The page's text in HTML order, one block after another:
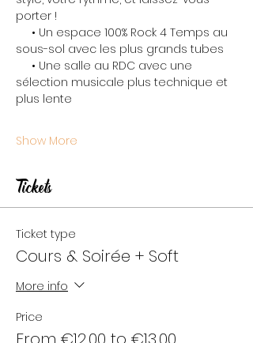
porter !
• Un espace 100% Rock 4 Temps au
sous-sol avec les plus grands tubes
• Une salle au RDC avec une
sélection musicale plus technique et
plus lente
Show More
Tickets
Ticket type
Cours & Soirée + Soft
More info
Price